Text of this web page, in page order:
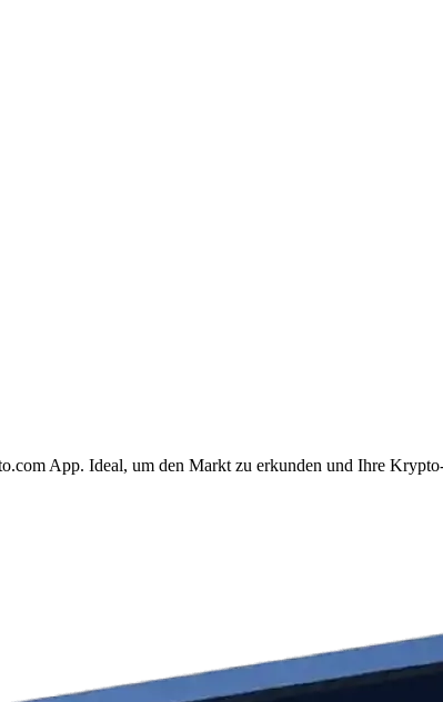
App. Ideal, um den Markt zu erkunden und Ihre